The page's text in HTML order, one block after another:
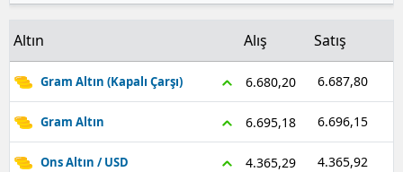
Altın Alış Satış
Gram Altın (Kapalı Çarşı) 6.680,20 6.687,80
Gram Altın 6.695,18 6.696,15
Ons Altın / USD 4.365,29 4.365,92